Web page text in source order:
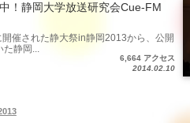
！静岡大学放送研究会Cue-FM
催された静大祭in静岡2013から、公開
た静岡...
6,664 アクセス
2014.02.10